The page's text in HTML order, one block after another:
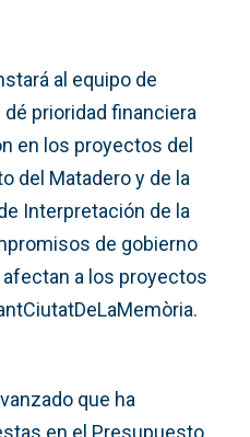
al equipo de
prioridad financiera
en los proyectos del
del Matadero y de la
Interpretación de la
de gobierno
a los proyectos
que ha
en el Presupuesto